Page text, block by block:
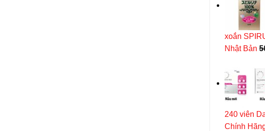
xoắn
Nhật Bản
240 viên
Chính
Hồng sâm